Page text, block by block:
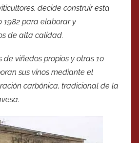
decide construir esta
1982 para elaborar y
de alta calidad.
de viñedos propios y otras 10
sus vinos mediante el
carbónica, tradicional de la